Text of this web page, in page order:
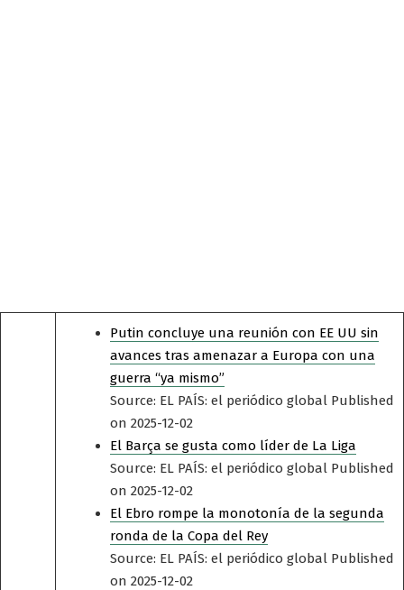
Putin concluye una reunión con EE UU sin
avances tras amenazar a Europa con una
guerra “ya mismo”
Source: EL PAÍS: el periódico global Published
on 2025-12-02
El Barça se gusta como líder de La Liga
Source: EL PAÍS: el periódico global Published
on 2025-12-02
El Ebro rompe la monotonía de la segunda
ronda de la Copa del Rey
Source: EL PAÍS: el periódico global Published
on 2025-12-02